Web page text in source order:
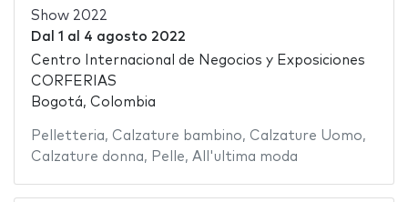
Show 2022
Dal 1 al 4 agosto 2022
Centro Internacional de Negocios y Exposiciones
CORFERIAS
Bogotá, Colombia
Pelletteria, Calzature bambino, Calzature Uomo,
Calzature donna, Pelle, All'ultima moda